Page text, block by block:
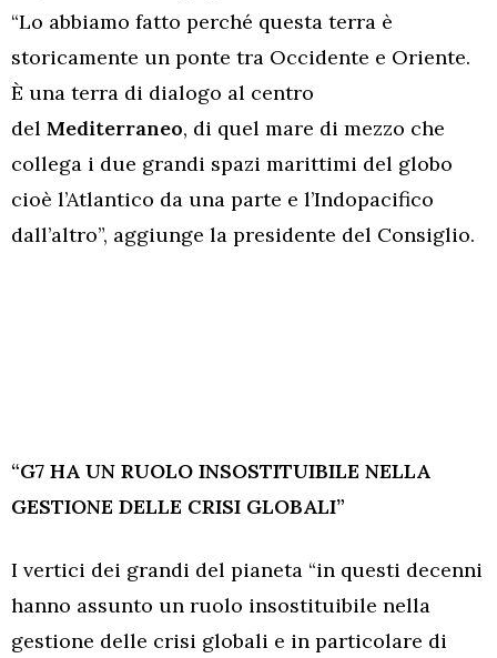
“Lo abbiamo fatto perché questa terra è
storicamente un ponte tra Occidente e Oriente.
È una terra di dialogo al centro
del Mediterraneo, di quel mare di mezzo che
collega i due grandi spazi marittimi del globo
cioè l’Atlantico da una parte e l’Indopacifico
dall’altro”, aggiunge la presidente del Consiglio.
“G7 HA UN RUOLO INSOSTITUIBILE NELLA
GESTIONE DELLE CRISI GLOBALI”
I vertici dei grandi del pianeta “in questi decenni
hanno assunto un ruolo insostituibile nella
gestione delle crisi globali e in particolare di